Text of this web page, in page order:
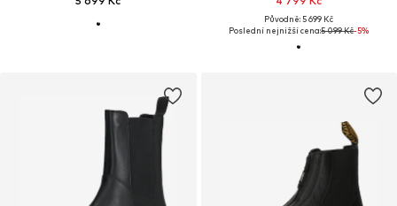
Původně: 5 699 Kč
Poslední nejnižší cena:5 099 Kč-5%